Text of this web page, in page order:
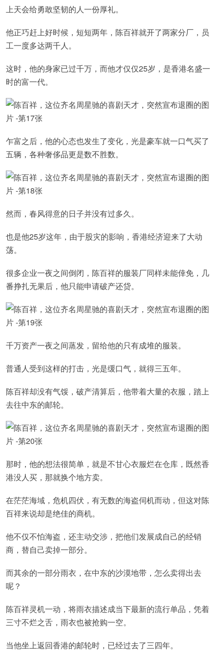
上天会给勇敢坚韧的人一份厚礼。
他正巧赶上好时候，短短两年，陈百祥就开了两家分厂，员
工一度多达两千人。
这时，他的身家已过千万，而他才仅仅25岁，是香港名盛一
时的富一代。
乍富之后，他的心态也发生了变化，光是豪车就一口气买了
五辆，各种奢侈品更是数不胜数。
然而，春风得意的日子并没有过多久。
也是他25岁这年，由于股灾的影响，香港经济迎来了大动
荡。
很多企业一夜之间倒闭，陈百祥的服装厂同样未能倖免，几
番挣扎无果后，他只能申请破产还贷。
千万资产一夜之间蒸发，留给他的只有成堆的服装。
普通人受到这样的打击，光是缓口气，就得三五年。
陈百祥却没有气馁，破产清算后，他带着大量的衣服，踏上
去往中东的邮轮。
那时，他的想法很简单，就是不甘心衣服烂在仓库，既然香
港没人买，那就换个地方卖。
在茫茫海域，危机四伏，有无数的海盗伺机而动，但这对陈
百祥来说却是绝佳的商机。
他不仅不怕海盗，还主动交涉，把他们发展成自己的经销
商，替自己卖掉一部分。
而其余的一部分雨衣，在中东的沙漠地带，怎么卖得出去
呢？
陈百祥灵机一动，将雨衣描述成当下最新的流行单品，凭着
三寸不烂之舌，雨衣也被抢购一空。
当他坐上返回香港的邮轮时，已经过去了三四年。